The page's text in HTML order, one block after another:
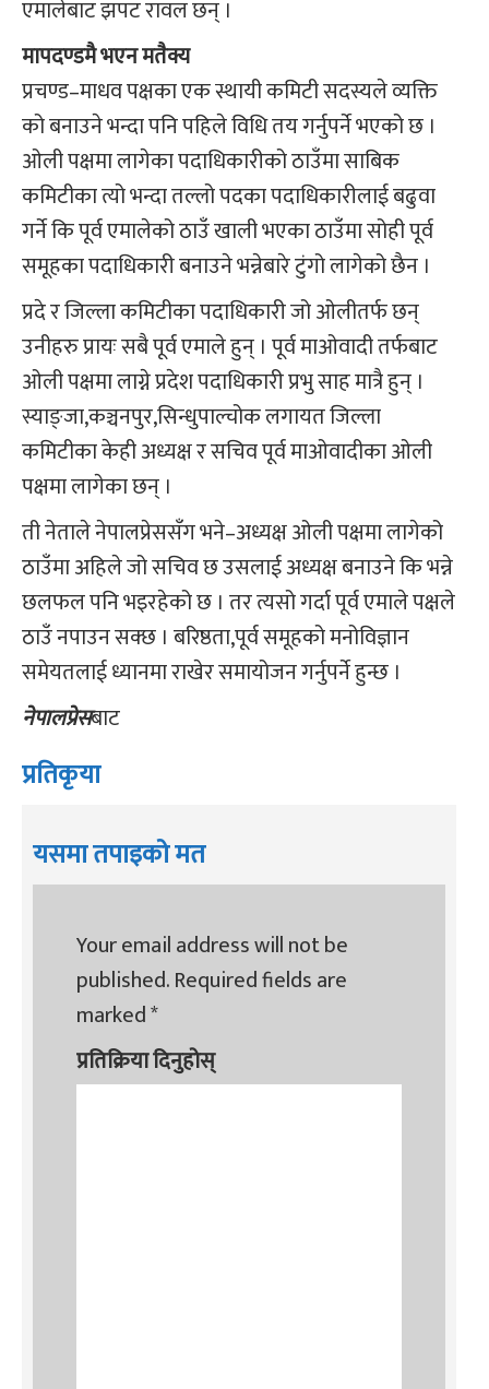
एमालेबाट झपट रावल छन् ।
मापदण्डमै भएन मतैक्य
प्रचण्ड–माधव पक्षका एक स्थायी कमिटी सदस्यले व्यक्ति
को बनाउने भन्दा पनि पहिले विधि तय गर्नुपर्ने भएको छ ।
ओली पक्षमा लागेका पदाधिकारीको ठाउँमा साबिक
कमिटीका त्यो भन्दा तल्लो पदका पदाधिकारीलाई बढुवा
गर्ने कि पूर्व एमालेको ठाउँ खाली भएका ठाउँमा सोही पूर्व
समूहका पदाधिकारी बनाउने भन्नेबारे टुंगो लागेको छैन ।
प्रदे र जिल्ला कमिटीका पदाधिकारी जो ओलीतर्फ छन्
उनीहरु प्रायः सबै पूर्व एमाले हुन् । पूर्व माओवादी तर्फबाट
ओली पक्षमा लाग्ने प्रदेश पदाधिकारी प्रभु साह मात्रै हुन् ।
स्याङ्जा,कञ्चनपुर,सिन्धुपाल्चोक लगायत जिल्ला
कमिटीका केही अध्यक्ष र सचिव पूर्व माओवादीका ओली
पक्षमा लागेका छन् ।
ती नेताले नेपालप्रेससँग भने–अध्यक्ष ओली पक्षमा लागेको
ठाउँमा अहिले जो सचिव छ उसलाई अध्यक्ष बनाउने कि भन्ने
छलफल पनि भइरहेको छ । तर त्यसो गर्दा पूर्व एमाले पक्षले
ठाउँ नपाउन सक्छ । बरिष्ठता,पूर्व समूहको मनोविज्ञान
समेयतलाई ध्यानमा राखेर समायोजन गर्नुपर्ने हुन्छ ।
नेपालप्रेसबाट
प्रतिकृया
यसमा तपाइको मत
Your email address will not be
published.Required fields are
marked*
प्रतिक्रिया दिनुहोस्